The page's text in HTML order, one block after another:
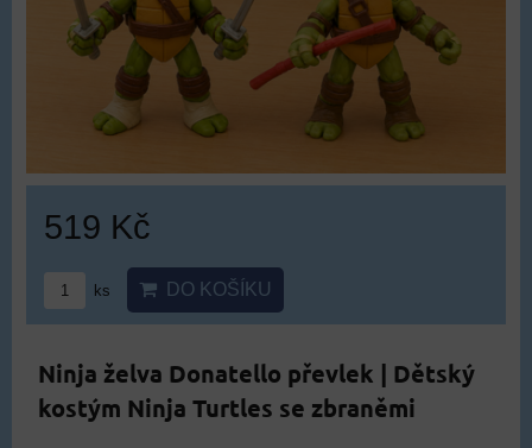
519 Kč
ks DO KOŠÍKU
Ninja želva Donatello převlek | Dětský
kostým Ninja Turtles se zbraněmi